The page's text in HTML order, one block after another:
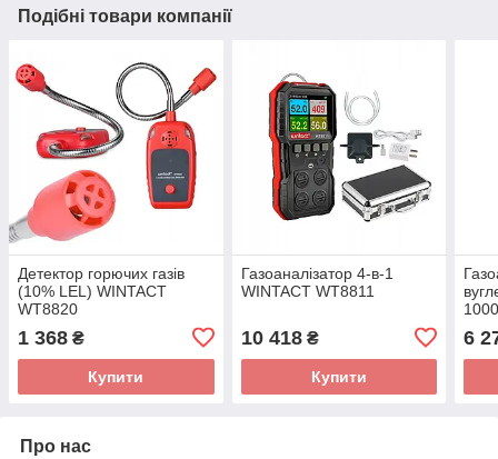
Подібні товари компанії
Детектор горючих газів
(10% LEL) WINTACT
WT8820
1 368 ₴
Купити
Газоаналізатор 4-в-1
WINTACT WT8811
10 418₴
Купити
6
Про нас